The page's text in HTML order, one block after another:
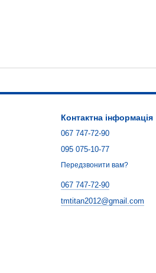
Контактна інформація
067 747-72-90
095 075-10-77
Передзвонити вам?
067 747-72-90
tmtitan2012@gmail.com